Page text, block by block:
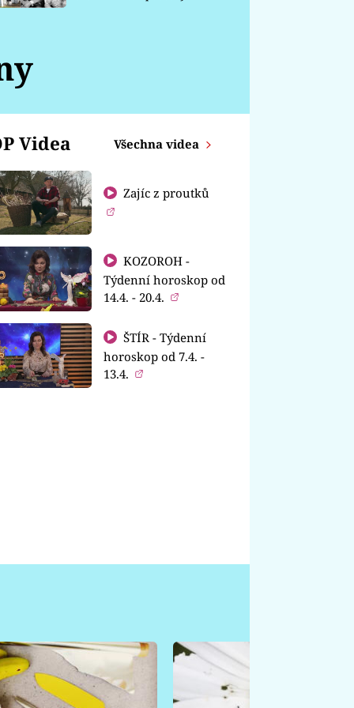
Videa Všechna videa
Zajíc z proutků
KOZOROH -
Týdenní horoskop od
14.4. - 20.4.
ŠTÍR - Týdenní
horoskop od 7.4. -
13.4.